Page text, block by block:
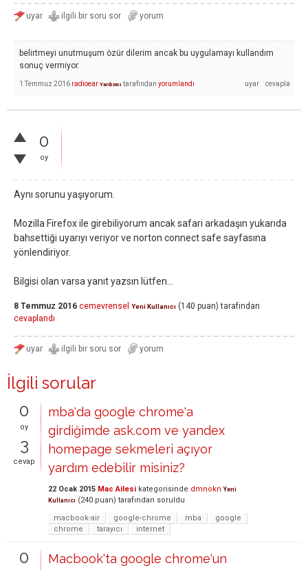
belirtmeyi unutmuşum özür dilerim ancak bu uygulamayı kullandım
sonuç vermiyor.
1 Temmuz 2016 radioear Yardımcı tarafından yorumlandı
0
oy
Aynı sorunu yaşıyorum.
Mozilla Firefox ile girebiliyorum ancak safari arkadaşın yukarıda
bahsettiği uyarıyı veriyor ve norton connect safe sayfasına
yönlendiriyor.
Bilgisi olan varsa yanıt yazsın lütfen...
8 Temmuz 2016 cemevrensel Yeni Kullanıcı (140 puan) tarafından
cevaplandı
İlgili sorular
0
oy
3
cevap
mba'da google chrome'a
girdiğimde ask.com ve yandex
homepage sekmeleri açıyor
yardım edebilir misiniz?
22 Ocak 2015 Mac Ailesi kategorisinde dmnokn Yeni
Kullanıcı (240 puan) tarafından soruldu
macbook-air
google-chrome mba
google
chrome
tarayıcı internet
0 Macbook'ta google chrome'un